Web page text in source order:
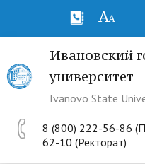
Ивановский
университет
Ivanovo State
8 (800) 222-56-86
62-10 (Ректорат)